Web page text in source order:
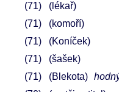
71
(lékař)
71
(komoří)
71
(Koníček)
71
(šašek)
71 (Blekota)